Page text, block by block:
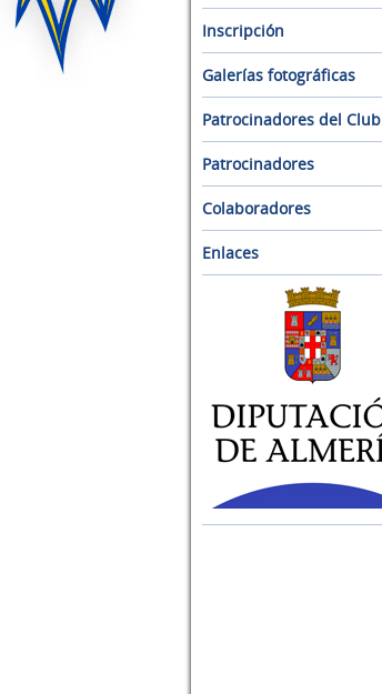
Inscripción
Galerías fotográficas
Patrocinadores del Club
Patrocinadores
Colaboradores
Enlaces